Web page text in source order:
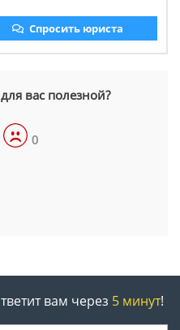
Спросить юриста
вас полезной?
0
вам через 5 минут!